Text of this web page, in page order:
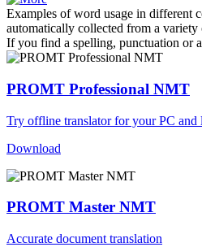
Examples of word usage in different
automatically collected from a
If you find a spelling, punctuation or
PROMT Professional NMT
Try offline translator for your PC and
Download
PROMT Master NMT
Accurate document translation